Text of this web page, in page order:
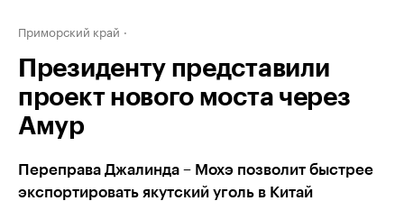
Приморский край
Президенту представили
проект нового моста через
Амур
Переправа Джалинда – Мохэ позволит быстрее
экспортировать якутский уголь в Китай